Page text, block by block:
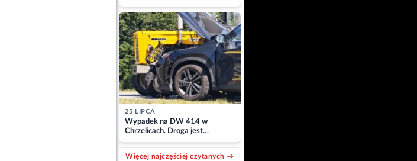
osoby w szpitalu
25 LIPCA
Wypadek na DW 414 w
Chrzelicach. Droga jest
zablokowana
Więcej najczęściej czytanych →